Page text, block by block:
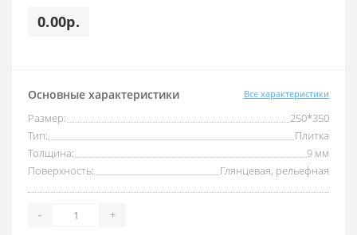
0.00р.
Основные характеристики Все характеристики
Размер:
250*350
Тип:
Плитка
Толщина:
9 мм
Поверхность:
Глянцевая, рельефная
- +